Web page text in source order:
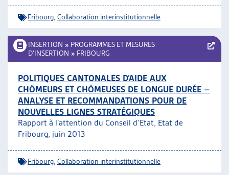
Fribourg Collaboration interinstitutionnelle
INSERTION » PROGRAMMES ET MESURES
D’INSERTION » FRIBOURG
POLITIQUES CANTONALES D’AIDE AUX
CHÔMEURS ET CHÔMEUSES DE LONGUE DURÉE –
ANALYSE ET RECOMMANDATIONS POUR DE
NOUVELLES LIGNES STRATÉGIQUES
Rapport à l’attention du Conseil d’Etat, Etat de
Fribourg, juin 2013
Fribourg Collaboration interinstitutionnelle